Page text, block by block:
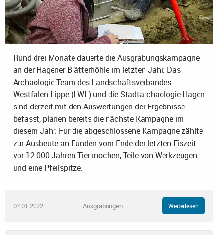
Rund drei Monate dauerte die Ausgrabungskampagne
an der Hagener Blätterhöhle im letzten Jahr. Das
Archäologie-Team des Landschaftsverbandes
Westfalen-Lippe (LWL) und die Stadtarchäologie Hagen
sind derzeit mit den Auswertungen der Ergebnisse
befasst, planen bereits die nächste Kampagne im
diesem Jahr. Für die abgeschlossene Kampagne zählte
zur Ausbeute an Funden vom Ende der letzten Eiszeit
vor 12.000 Jahren Tierknochen, Teile von Werkzeugen
und eine Pfeilspitze.
07.01.2022 Ausgrabungen Weiterlesen